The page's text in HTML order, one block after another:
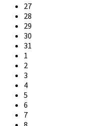
Skip
calendar
days
27
28
29
30
31
1
2
3
4
5
6
7